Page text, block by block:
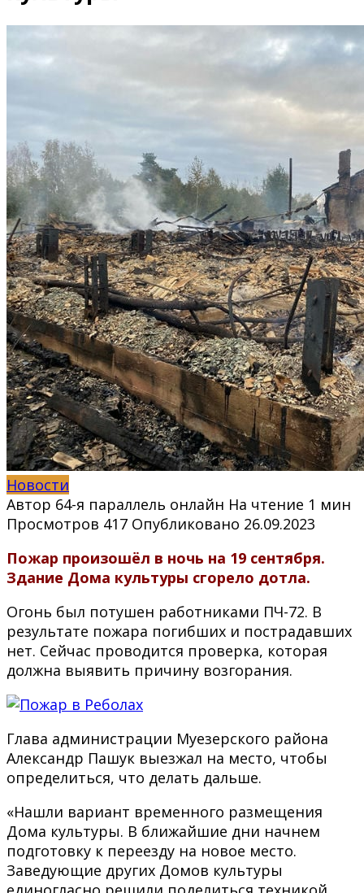
Новости
Автор 64-я параллель онлайн На чтение 1 мин
Просмотров 417 Опубликовано 26.09.2023
Пожар произошёл в ночь на 19 сентября.
Здание Дома культуры сгорело дотла.
Огонь был потушен работниками ПЧ-72. В
результате пожара погибших и пострадавших
нет. Сейчас проводится проверка, которая
должна выявить причину возгорания.
Глава администрации Муезерского района
Александр Пашук выезжал на место, чтобы
определиться, что делать дальше.
«Нашли вариант временного размещения
Дома культуры. В ближайшие дни начнем
подготовку к переезду на новое место.
Заведующие других Домов культуры